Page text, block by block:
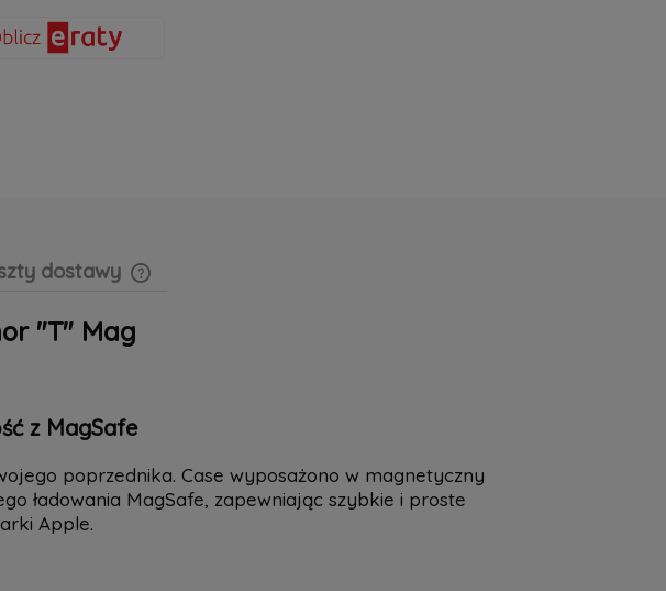
dostawy
"T" Mag
z MagSafe
poprzednika. Case wyposażono w magnetyczny
ładowania MagSafe, zapewniając szybkie i proste
Apple.